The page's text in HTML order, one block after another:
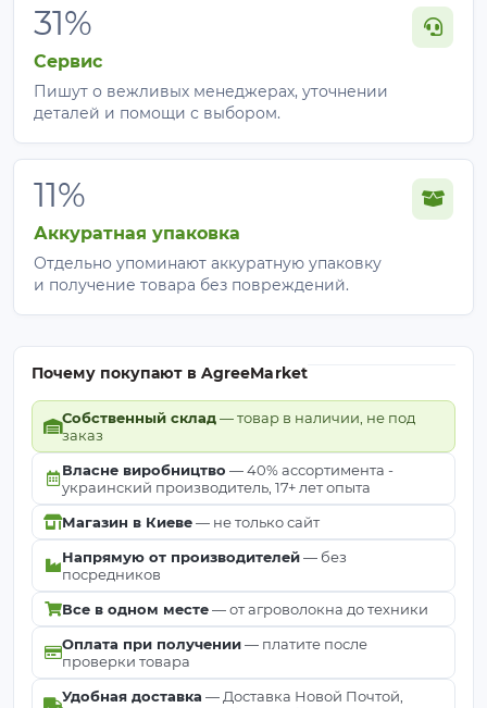
31%
Сервис
Пишут о вежливых менеджерах, уточнении
деталей и помощи с выбором.
11%
Аккуратная упаковка
Отдельно упоминают аккуратную упаковку
и получение товара без повреждений.
Почему покупают в AgreeMarket
Собственный склад— товар в наличии, не под
заказ
Власне виробництво — 40% ассортимента -
украинский производитель, 17+ лет опыта
Магазин в Киеве— не только сайт
Напрямую от производителей— без
посредников
Все в одном месте— от агроволокна до техники
Оплата при получении— платите после
проверки товара
Удобная доставка — Доставка Новой Почтой,